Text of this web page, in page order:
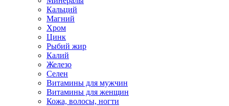
Кальций
Магний
Хром
Цинк
Рыбий жир
Калий
Железо
Селен
Витамины для мужчин
Витамины для женщин
Кожа, волосы, ногти